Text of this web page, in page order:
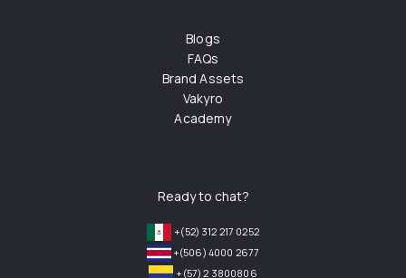
Blogs
FAQs
Brand Assets
Vakyro
Academy
Ready to chat?
+(52) 312 217 0252
+(506) 4000 2677
+(57) 2 3800806